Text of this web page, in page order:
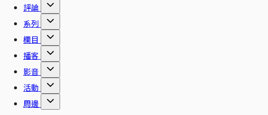
評論
系列
欄目
播客
影音
活動
周邊